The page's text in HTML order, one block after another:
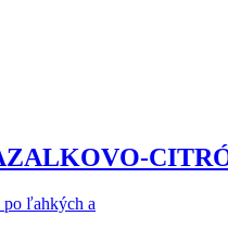
po ľahkých a